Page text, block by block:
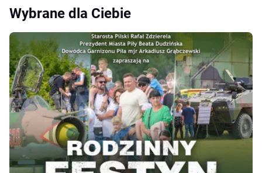
Wybrane dla Ciebie